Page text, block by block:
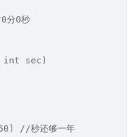
分0秒
int sec)
//秒还够一年